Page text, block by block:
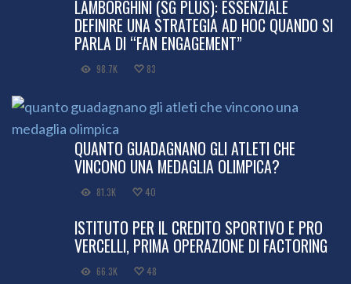
LAMBORGHINI (SG PLUS): ESSENZIALE
DEFINIRE UNA STRATEGIA AD HOC QUANDO SI
PARLA DI “FAN ENGAGEMENT”
98.7K 83
QUANTO GUADAGNANO GLI ATLETI CHE
VINCONO UNA MEDAGLIA OLIMPICA?
81.3K 40
ISTITUTO PER IL CREDITO SPORTIVO E PRO
VERCELLI, PRIMA OPERAZIONE DI FACTORING
66.3K 48